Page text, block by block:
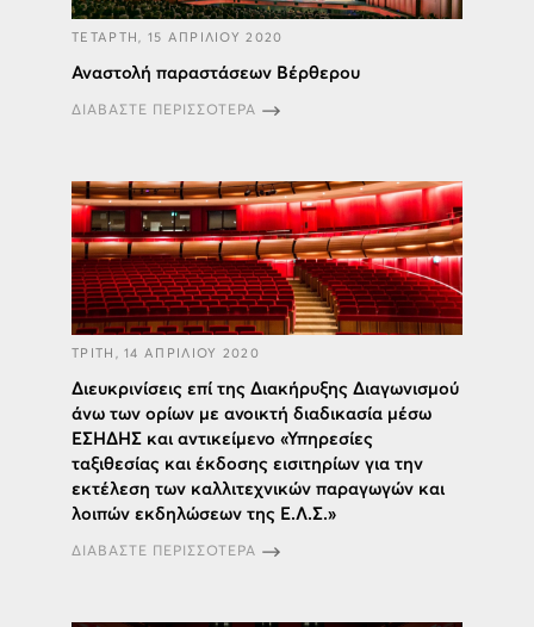
ΤΕΤΑΡΤΗ, 15 ΑΠΡΙΛΙΟΥ 2020
Αναστολή παραστάσεων Βέρθερου
ΔΙΑΒΑΣΤΕ ΠΕΡΙΣΣΟΤΕΡΑ
ΤΡΙΤΗ, 14 ΑΠΡΙΛΙΟΥ 2020
Διευκρινίσεις επί της Διακήρυξης Διαγωνισμού
άνω των ορίων με ανοικτή διαδικασία μέσω
ΕΣΗΔΗΣ και αντικείμενο «Υπηρεσίες
ταξιθεσίας και έκδοσης εισιτηρίων για την
εκτέλεση των καλλιτεχνικών παραγωγών και
λοιπών εκδηλώσεων της Ε.Λ.Σ.»
ΔΙΑΒΑΣΤΕ ΠΕΡΙΣΣΟΤΕΡΑ